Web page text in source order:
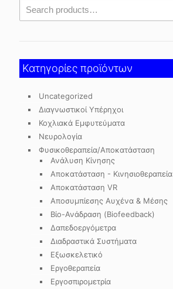
Κατηγορίες προϊόντων
Uncategorized
Διαγνωστικοί Υπέρηχοι
Κοχλιακά Εμφυτεύματα
Νευρολογία
Φυσικοθεραπεία/Αποκατάσταση
Ανάλυση Κίνησης
Αποκατάσταση - Κινησιοθεραπεία
Αποκατάσταση VR
Αποσυμπίεσης Αυχένα & Μέσης
Βίο-Ανάδραση (Biofeedback)
Δαπεδοεργόμετρα
Διαδραστικά Συστήματα
Εξωσκελετικό
Εργοθεραπεία
Εργοσπιρομετρία